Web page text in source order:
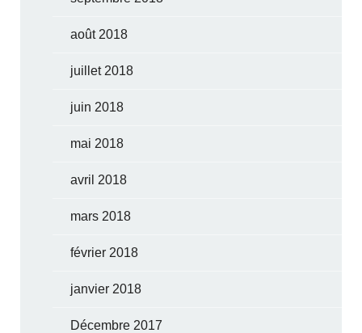
août 2018
juillet 2018
juin 2018
mai 2018
avril 2018
mars 2018
février 2018
janvier 2018
Décembre 2017